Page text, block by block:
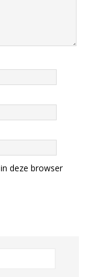
deze browser